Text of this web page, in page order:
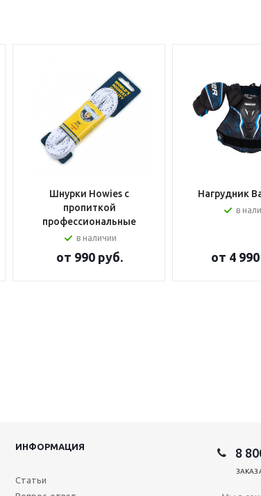
Шнурки Howies с
пропиткой
профессиональные
в наличии
от 990 руб.
Нагрудник
в
от 4
ИНФОРМАЦИЯ
Статьи
8